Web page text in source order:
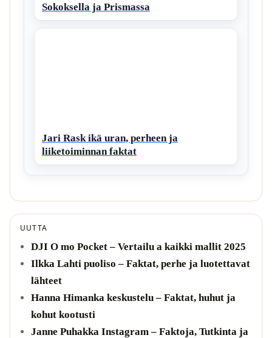
Sokoksella ja Prismassa
Jari Rask ikä uran, perheen ja
liiketoiminnan faktat
UUTTA
DJI O mo Pocket – Vertailu a kaikki mallit 2025
Ilkka Lahti puoliso – Faktat, perhe ja luotettavat
lähteet
Hanna Himanka keskustelu – Faktat, huhut ja
kohut kootusti
Janne Puhakka Instagram – Faktoja, Tutkinta ja